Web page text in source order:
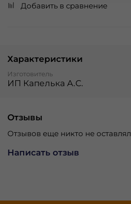
Добавить в сравнение
Характеристики
Изготовитель
ИП Капелька А.С.
Отзывы
Отзывов еще никто не оставлял
Написать отзыв